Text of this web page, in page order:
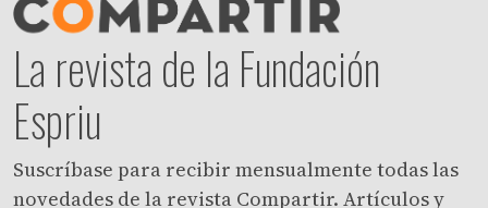
La revista de la Fundación
Espriu
Suscríbase para recibir mensualmente todas las
novedades de la revista Compartir. Artículos y